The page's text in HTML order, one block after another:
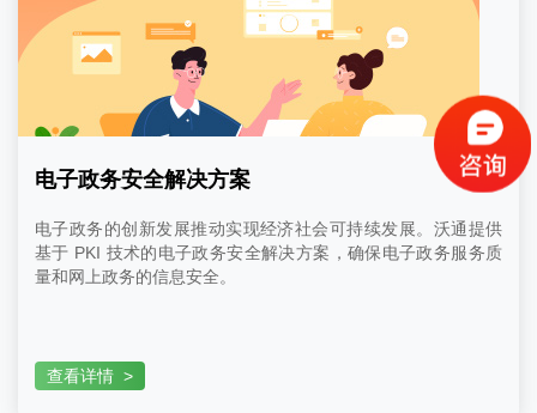
电子政务安全解决方案
电子政务的创新发展推动实现经济社会可持续发展。沃通提供
基于 PKI 技术的电子政务安全解决方案，确保电子政务服务质
量和网上政务的信息安全。
查看详情 >